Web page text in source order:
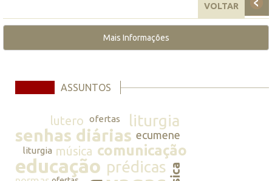
VOLTAR
Mais Informações
ASSUNTOS
lutero ofertas liturgia
senhas diárias ecumene
liturgia música comunicação
educação prédicas